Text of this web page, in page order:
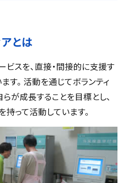
とは
スを、直接・間接的に支援す
す。 活動を通じてボランティ
が成長することを目標とし、
って活動しています。